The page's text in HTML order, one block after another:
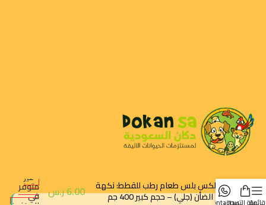
قائمةسلة التسوقcontact us
ريفلكس بلس طعام رطب للقطط: نكهة
لحم الضأن (جلي) – حجم كبير 400 جم 6.00ر.س
غير
متوفر
في